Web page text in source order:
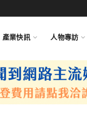
產業快訊 人物專訪